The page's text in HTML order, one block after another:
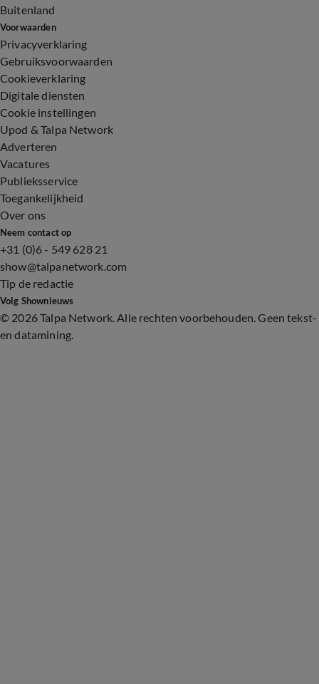
Buitenland
Voorwaarden
Privacyverklaring
Gebruiksvoorwaarden
Cookieverklaring
Digitale diensten
Cookie instellingen
Upod & Talpa Network
Adverteren
Vacatures
Publieksservice
Toegankelijkheid
Over ons
Neem contact op
+31 (0)6 - 549 628 21
show@talpanetwork.com
Tip de redactie
Volg Shownieuws
© 2026 Talpa Network. Alle rechten voorbehouden. Geen tekst-
en datamining.